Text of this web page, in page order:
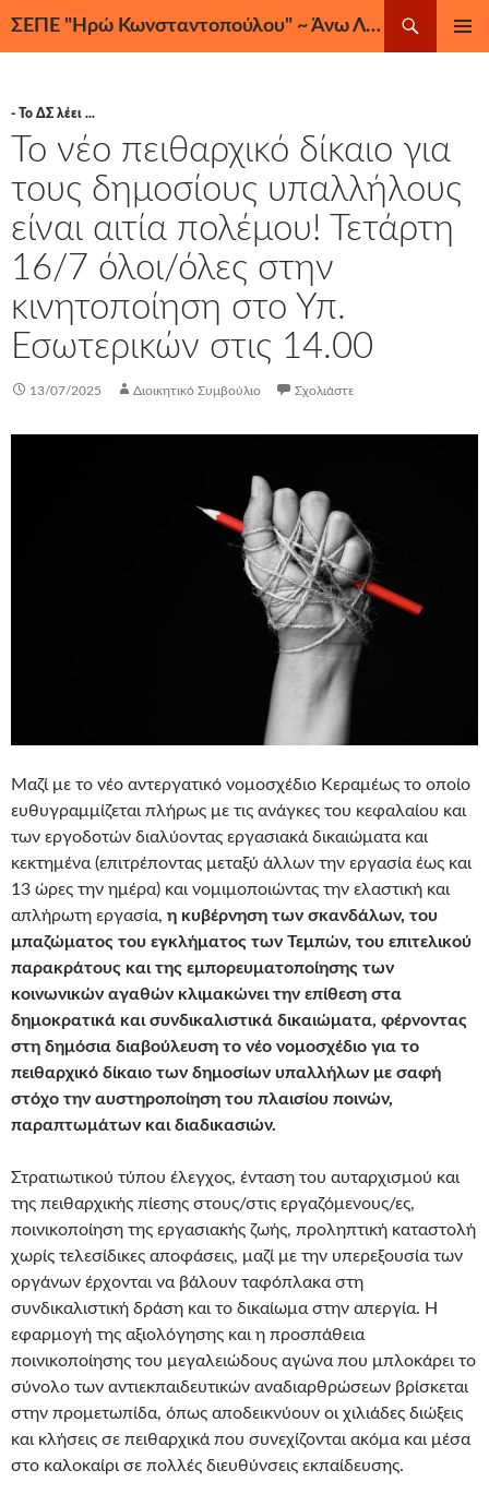
ΣΕΠΕ "Ηρώ Κωνσταντοπούλου" ~ Άνω Λιόσια, Ζεφύρι, Φυλή
- Το ΔΣ λέει ...
Το νέο πειθαρχικό δίκαιο για
τους δημοσίους υπαλλήλους
είναι αιτία πολέμου! Τετάρτη
16/7 όλοι/όλες στην
κινητοποίηση στο Υπ.
Εσωτερικών στις 14.00
13/07/2025 Διοικητικό Συμβούλιο Σχολιάστε
Μαζί με το νέο αντεργατικό νομοσχέδιο Κεραμέως το οποίο
ευθυγραμμίζεται πλήρως με τις ανάγκες του κεφαλαίου και
των εργοδοτών διαλύοντας εργασιακά δικαιώματα και
κεκτημένα (επιτρέποντας μεταξύ άλλων την εργασία έως και
13 ώρες την ημέρα) και νομιμοποιώντας την ελαστική και
απλήρωτη εργασία, η κυβέρνηση των σκανδάλων, του
μπαζώματος του εγκλήματος των Τεμπών, του επιτελικού
παρακράτους και της εμπορευματοποίησης των
κοινωνικών αγαθών κλιμακώνει την επίθεση στα
δημοκρατικά και συνδικαλιστικά δικαιώματα, φέρνοντας
στη δημόσια διαβούλευση το νέο νομοσχέδιο για το
πειθαρχικό δίκαιο των δημοσίων υπαλλήλων με σαφή
στόχο την αυστηροποίηση του πλαισίου ποινών,
παραπτωμάτων και διαδικασιών.
Στρατιωτικού τύπου έλεγχος, ένταση του αυταρχισμού και
της πειθαρχικής πίεσης στους/στις εργαζόμενους/ες,
ποινικοποίηση της εργασιακής ζωής, προληπτική καταστολή
χωρίς τελεσίδικες αποφάσεις, μαζί με την υπερεξουσία των
οργάνων έρχονται να βάλουν ταφόπλακα στη
συνδικαλιστική δράση και το δικαίωμα στην απεργία. Η
εφαρμογή της αξιολόγησης και η προσπάθεια
ποινικοποίησης του μεγαλειώδους αγώνα που μπλοκάρει το
σύνολο των αντιεκπαιδευτικών αναδιαρθρώσεων βρίσκεται
στην προμετωπίδα, όπως αποδεικνύουν οι χιλιάδες διώξεις
και κλήσεις σε πειθαρχικά που συνεχίζονται ακόμα και μέσα
στο καλοκαίρι σε πολλές διευθύνσεις εκπαίδευσης.